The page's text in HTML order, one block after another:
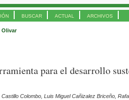
BUSCAR ACTUAL ARCHIVOS
Olivar
para el desarrollo
Colombo, Luis Miguel Cañizalez Briceño,